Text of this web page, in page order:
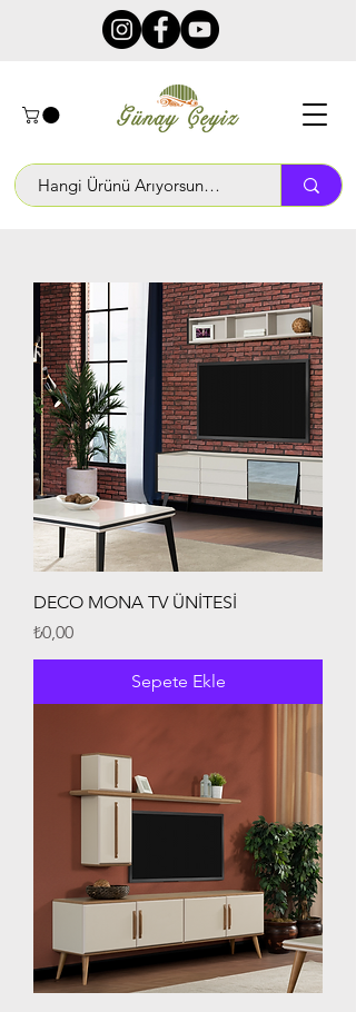
DECO MONA TV ÜNİTESİ
Fiyat
₺0,00
Sepete Ekle